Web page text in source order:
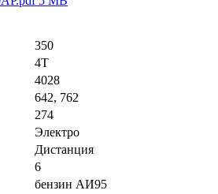
350
4Т
4028
642, 762
274
Электро
Дистанция
6
бензин АИ95